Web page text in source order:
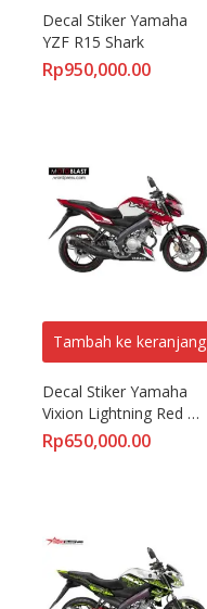
Decal Stiker Yamaha
YZF R15 Shark
Rp950,000.00
Tambah ke keranjang
Decal Stiker Yamaha
Vixion Lightning Red
KTM
Rp650,000.00